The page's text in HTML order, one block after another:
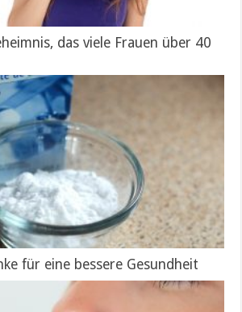
das viele Frauen über 40
für eine bessere Gesundheit